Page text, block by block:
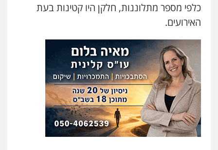
עו"ד רן כהן רוכברגר
עו"ד דניאל דרוביצקי
פלילי משפחה צבאי
0526409925
עו"ד אלינור מתיתיה
פלילי תעבורה צבאי משפחה
כלפי מספר מתלוננות, חלקן היו קטינות בעת
האירועים.